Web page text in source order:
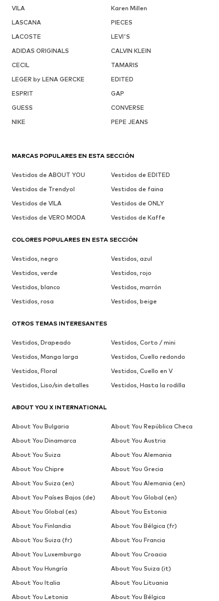
VILA
Karen Millen
LASCANA
PIECES
LACOSTE
LEVI'S
ADIDAS ORIGINALS
CALVIN KLEIN
CECIL
TAMARIS
LEGER by LENA GERCKE
EDITED
ESPRIT
GAP
GUESS
CONVERSE
NIKE
PEPE JEANS
MARCAS POPULARES EN ESTA SECCIÓN
Vestidos de ABOUT YOU
Vestidos de EDITED
Vestidos de Trendyol
Vestidos de faina
Vestidos de VILA
Vestidos de ONLY
Vestidos de VERO MODA
Vestidos de Kaffe
COLORES POPULARES EN ESTA SECCIÓN
Vestidos, negro
Vestidos, azul
Vestidos, verde
Vestidos, rojo
Vestidos, blanco
Vestidos, marrón
Vestidos, rosa
Vestidos, beige
OTROS TEMAS INTERESANTES
Vestidos, Drapeado
Vestidos, Corto / mini
Vestidos, Manga larga
Vestidos, Cuello redondo
Vestidos, Floral
Vestidos, Cuello en V
Vestidos, Liso/sin detalles
Vestidos, Hasta la rodilla
ABOUT YOU X INTERNATIONAL
About You Bulgaria
About You República Checa
About You Dinamarca
About You Austria
About You Suiza
About You Alemania
About You Chipre
About You Grecia
About You Suiza (en)
About You Alemania (en)
About You Países Bajos (de)
About You Global (en)
About You Global (es)
About You Estonia
About You Finlandia
About You Bélgica (fr)
About You Suiza (fr)
About You Francia
About You Luxemburgo
About You Croacia
About You Hungría
About You Suiza (it)
About You Italia
About You Lituania
About You Letonia
About You Bélgica